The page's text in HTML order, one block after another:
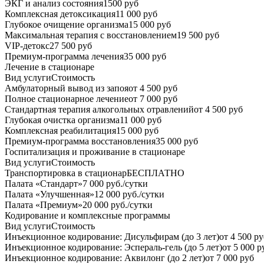
ЭКГ и анализ состояния1500 руб
Комплексная детоксикация11 000 руб
Глубокое очищение организма15 000 руб
Максимальная терапия с восстановлением19 500 руб
VIP-детокс27 500 руб
Премиум-программа лечения35 000 руб
Лечение в стационаре
Вид услугиСтоимость
Амбулаторный вывод из запояот 4 500 руб
Полное стационарное лечениеот 7 000 руб
Стандартная терапия алкогольных отравленийот 4 500 руб
Глубокая очистка организма11 000 руб
Комплексная реабилитация15 000 руб
Премиум-программа восстановления35 000 руб
Госпитализация и проживание в стационаре
Вид услугиСтоимость
Транспортировка в стационарБЕСПЛАТНО
Палата «Стандарт»7 000 руб./сутки
Палата «Улучшенная»12 000 руб./сутки
Палата «Премиум»20 000 руб./сутки
Кодирование и комплексные программы
Вид услугиСтоимость
Инъекционное кодирование: Дисульфирам (до 3 лет)от 4 500
Инъекционное кодирование: Эспераль-гель (до 5 лет)от 5 000
Инъекционное кодирование: Аквилонг (до 2 лет)от 7 000 руб